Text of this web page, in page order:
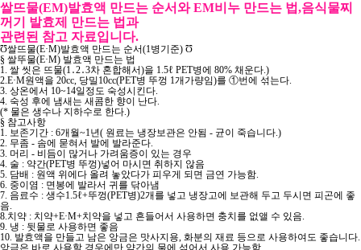
쌀뜨물(EM)발효액 만드는 순서와 EM비누 만드는 법,음식물찌
꺼기 발효제 만드는 법과
관련된 참고 자료입니다.
Ʊ쌀뜨물(E·M)발효액 만드는 순서(1병기준) Ʊ
§ 쌀뚜물(E·M) 발효액 만드는 법
1. 쌀 씻은 뜨물(1․2․3차 혼합해서)을 1.5ℓ PET병에 80% 채운다.)
2.E·M원액을 20cc, 당밀10cc(PET병 뚜껑 1개가량임)를 ①번에 섞는다.
3. 상온에서 10~14일정도 숙성시킨다.
4. 숙성 후에 냄새는 새콤한 향이 난다.
(* 물은 생수나 지하수로 한다.)
§ 참고사항
1. 보존기간 : 6개월~1년( 원료는 냉장보관은 안됨 - 균이 죽습니다.)
2. 무좀 - 솜에 묻혀서 발에 발라준다.
3. 머리 - 비듬이 많거나 가려움증이 있는 경우
4. 술 : 약간(PET병 뚜껑)넣어 마시면 취하지 않음
5. 담배 : 원액 위에다 올려 놓았다가 피우게 되면 금연 가능함.
6. 중이염 : 면봉에 발라서 귀를 닦아냄
7. 음료수 : 생수1.5ℓ+뚜껑(PET병)2개를 넣고 냉장고에 보관해 두고 두시면 피곤에 좋
음.
8.치약 : 치약+E·M+치약을 넣고 흔들어서 사용하면 충치를 없앨 수 있음.
9. 냉 : 뒷물로 사용하면 좋음
10. 발효액을 만들고 남은 앙금은 맛사지용, 화분의 재료 등으로 사용하여도 좋습니다.
앙금은 바로 사용할 경우에만 약간의 물에 섞어서 사용 가능함